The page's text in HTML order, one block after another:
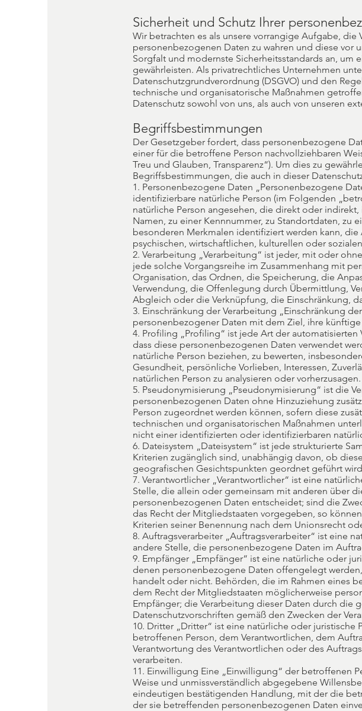
Sicherheit und Schutz Ihrer
Wir betrachten es als unsere vorrangige Aufgabe,
personenbezogenen Daten zu wahren und diese vor
Sorgfalt und modernste Sicherheitsstandards an, um
gewährleisten. Als privatrechtliches Unternehmen
Datenschutzgrundverordnung (DSGVO) und den
technische und organisatorische Maßnahmen
Datenschutz sowohl von uns, als auch von unseren
Begriffsbestimmungen
Der Gesetzgeber fordert, dass personenbezogene
einer für die betroffene Person nachvollziehbaren
Treu und Glauben, Transparenz“). Um dies zu
Begriffsbestimmungen, die auch in dieser
1. Personenbezogene Daten „Personenbezogene
identifizierbare natürliche Person (im Folgenden
natürliche Person angesehen, die direkt oder
Namen, zu einer Kennnummer, zu Standortdaten, zu
besonderen Merkmalen identifiziert werden kann,
psychischen, wirtschaftlichen, kulturellen oder
2. Verarbeitung „Verarbeitung“ ist jeder, mit oder
jede solche Vorgangsreihe im Zusammenhang mit
Organisation, das Ordnen, die Speicherung, die
Verwendung, die Offenlegung durch Übermittlung,
Abgleich oder die Verknüpfung, die Einschränkung,
3. Einschränkung der Verarbeitung „Einschränkung
personenbezogener Daten mit dem Ziel, ihre
4. Profiling „Profiling“ ist jede Art der
dass diese personenbezogenen Daten verwendet
natürliche Person beziehen, zu bewerten,
Gesundheit, persönliche Vorlieben, Interessen,
natürlichen Person zu analysieren oder vorherzusagen.
5. Pseudonymisierung „Pseudonymisierung“ ist die
personenbezogenen Daten ohne Hinzuziehung
Person zugeordnet werden können, sofern diese
technischen und organisatorischen Maßnahmen
nicht einer identifizierten oder identifizierbaren
6. Dateisystem „Dateisystem“ ist jede strukturierte
Kriterien zugänglich sind, unabhängig davon, ob
geografischen Gesichtspunkten geordnet geführt
7. Verantwortlicher „Verantwortlicher“ ist eine
Stelle, die allein oder gemeinsam mit anderen über
personenbezogenen Daten entscheidet; sind die
das Recht der Mitgliedstaaten vorgegeben, so
Kriterien seiner Benennung nach dem Unionsrecht
8. Auftragsverarbeiter „Auftragsverarbeiter“ ist eine
andere Stelle, die personenbezogene Daten im
9. Empfänger „Empfänger“ ist eine natürliche oder
denen personenbezogene Daten offengelegt
handelt oder nicht. Behörden, die im Rahmen eines
dem Recht der Mitgliedstaaten möglicherweise
Empfänger; die Verarbeitung dieser Daten durch
Datenschutzvorschriften gemäß den Zwecken der
10. Dritter „Dritter“ ist eine natürliche oder
betroffenen Person, dem Verantwortlichen, dem
Verantwortung des Verantwortlichen oder des
verarbeiten.
11. Einwilligung Eine „Einwilligung“ der betroffenen
Weise und unmissverständlich abgegebene
eindeutigen bestätigenden Handlung, mit der die
der sie betreffenden personenbezogenen Daten